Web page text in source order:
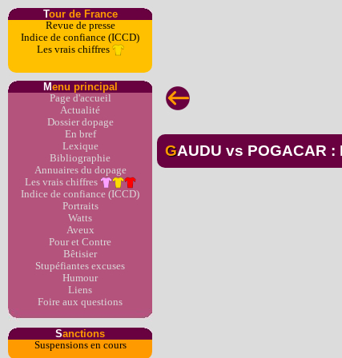
Tour de France
Revue de presse
Indice de confiance (ICCD)
Les vrais chiffres
Menu principal
Page d'accueil
Actualité
Dossier dopage
En bref
Lexique
Bibliographie
Annuaires du dopage
Les vrais chiffres
Indice de confiance (ICCD)
Portraits
Watts
Aveux
Pour et Contre
Bêtisier
Stupéfiantes excuses
Humour
Liens
Foire aux questions
Sanctions
Suspensions en cours
GAUDU vs